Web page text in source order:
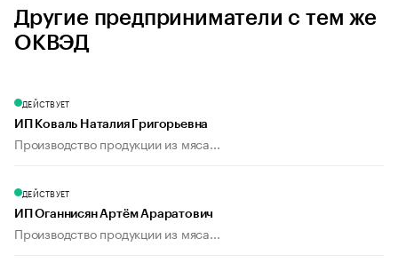
Другие предприниматели с тем же
ОКВЭД
ДЕЙСТВУЕТ
ИП Коваль Наталия Григорьевна
Производство продукции из мяса...
ДЕЙСТВУЕТ
ИП Оганнисян Артём Араратович
Производство продукции из мяса...